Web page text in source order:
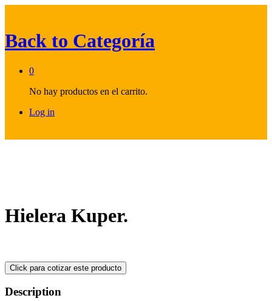
Back to Categoría
0
No hay productos en el carrito.
Log in
Hielera Kuper.
Description